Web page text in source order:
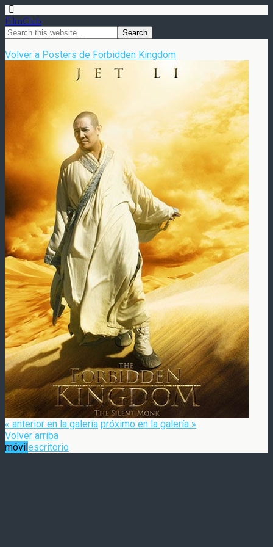
FilmClub
Volver a Posters de Forbidden Kingdom
« anterior en la galería próximo en la galería »
Volver arriba
móvilescritorio